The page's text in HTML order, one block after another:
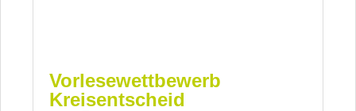
Vorlesewettbewerb
Kreisentscheid